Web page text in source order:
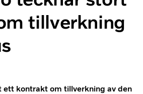
tillverkning
ett kontrakt om tillverkning av den